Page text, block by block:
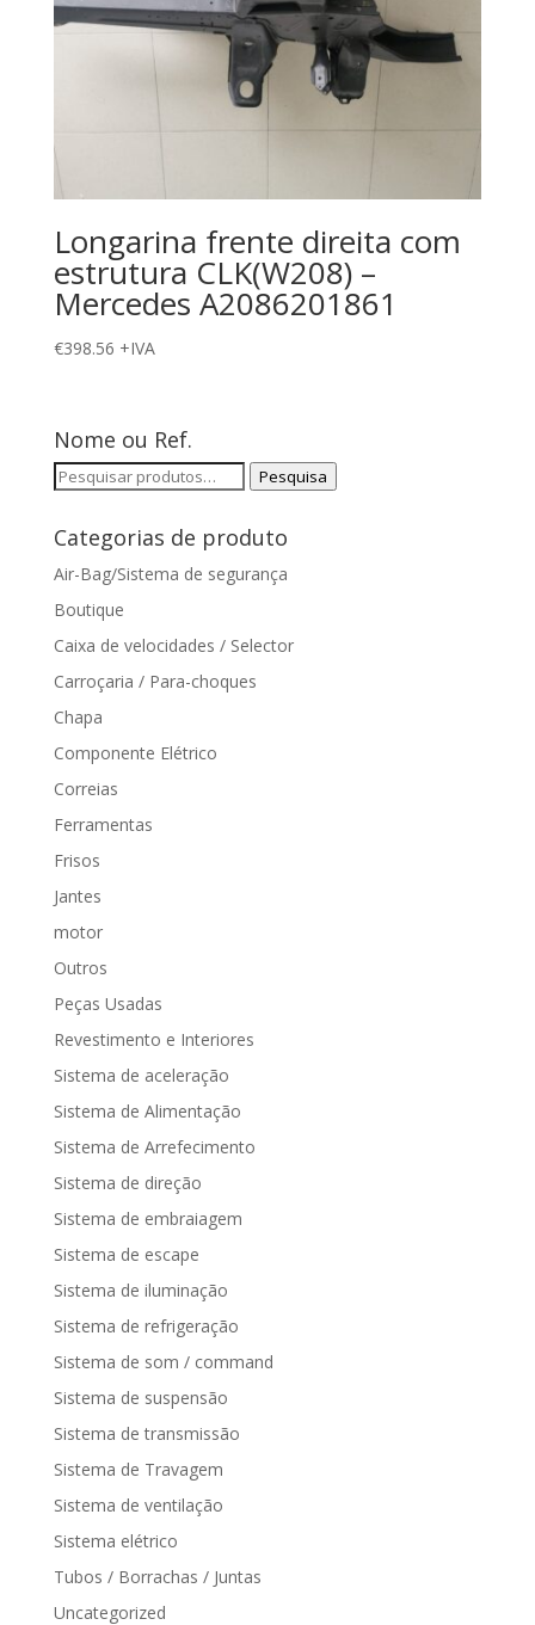
Longarina frente direita com
estrutura CLK(W208) –
Mercedes A2086201861
€398.56 +IVA
Nome ou Ref.
Pesquisar
Pesquisa
Categorias de produto
Air-Bag/Sistema de segurança
Boutique
Caixa de velocidades / Selector
Carroçaria / Para-choques
Chapa
Componente Elétrico
Correias
Ferramentas
Frisos
Jantes
motor
Outros
Peças Usadas
Revestimento e Interiores
Sistema de aceleração
Sistema de Alimentação
Sistema de Arrefecimento
Sistema de direção
Sistema de embraiagem
Sistema de escape
Sistema de iluminação
Sistema de refrigeração
Sistema de som / command
Sistema de suspensão
Sistema de transmissão
Sistema de Travagem
Sistema de ventilação
Sistema elétrico
Tubos / Borrachas / Juntas
Uncategorized